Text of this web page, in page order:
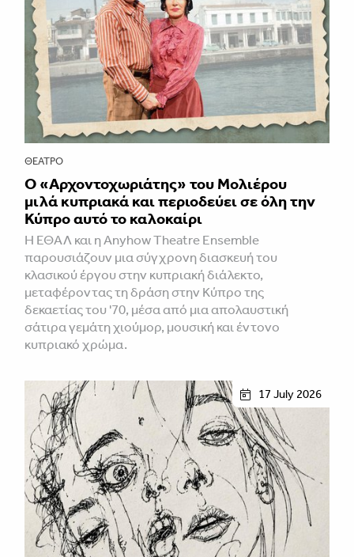
ΘΈΑΤΡΟ
Ο «Αρχοντοχωριάτης» του Μολιέρου
μιλά κυπριακά και περιοδεύει σε όλη την
Κύπρο αυτό το καλοκαίρι
Η ΕΘΑΛ και η Anyhow Theatre Ensemble
παρουσιάζουν μια σύγχρονη διασκευή του
κλασικού έργου στην κυπριακή διάλεκτο,
μεταφέροντας τη δράση στην Κύπρο της
δεκαετίας του '70, μέσα από μια απολαυστική
σάτιρα γεμάτη χιούμορ, μουσική και έντονο
κυπριακό χρώμα.
17 July 2026